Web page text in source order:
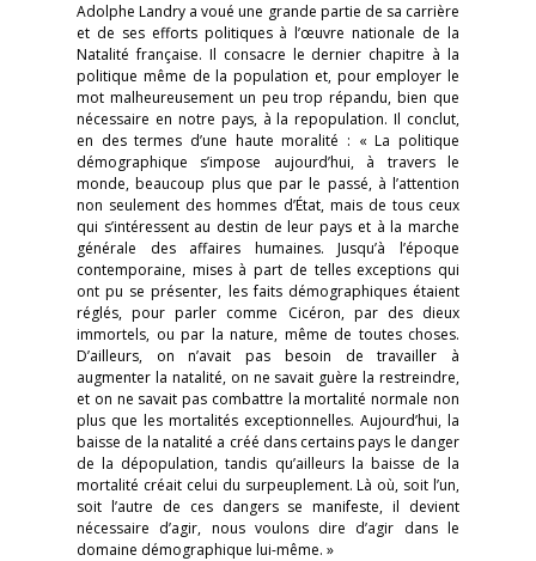
Adolphe Landry a voué une grande partie de sa carrière
et de ses efforts politiques à l’œuvre nationale de la
Natalité française. Il consacre le dernier chapitre à la
politique même de la population et, pour employer le
mot malheureusement un peu trop répandu, bien que
nécessaire en notre pays, à la repopulation. Il conclut,
en des termes d’une haute moralité : « La politique
démographique s’impose aujourd’hui, à travers le
monde, beaucoup plus que par le passé, à l’attention
non seulement des hommes d’État, mais de tous ceux
qui s’intéressent au destin de leur pays et à la marche
générale des affaires humaines. Jusqu’à l’époque
contemporaine, mises à part de telles exceptions qui
ont pu se présenter, les faits démographiques étaient
réglés, pour parler comme Cicéron, par des dieux
immortels, ou par la nature, même de toutes choses.
D’ailleurs, on n’avait pas besoin de travailler à
augmenter la natalité, on ne savait guère la restreindre,
et on ne savait pas combattre la mortalité normale non
plus que les mortalités exceptionnelles. Aujourd’hui, la
baisse de la natalité a créé dans certains pays le danger
de la dépopulation, tandis qu’ailleurs la baisse de la
mortalité créait celui du surpeuplement. Là où, soit l’un,
soit l’autre de ces dangers se manifeste, il devient
nécessaire d’agir, nous voulons dire d’agir dans le
domaine démographique lui-même. »